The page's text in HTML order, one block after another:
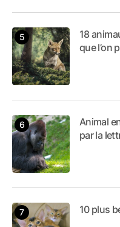
18
que l’on
Animal
par la
10 plus